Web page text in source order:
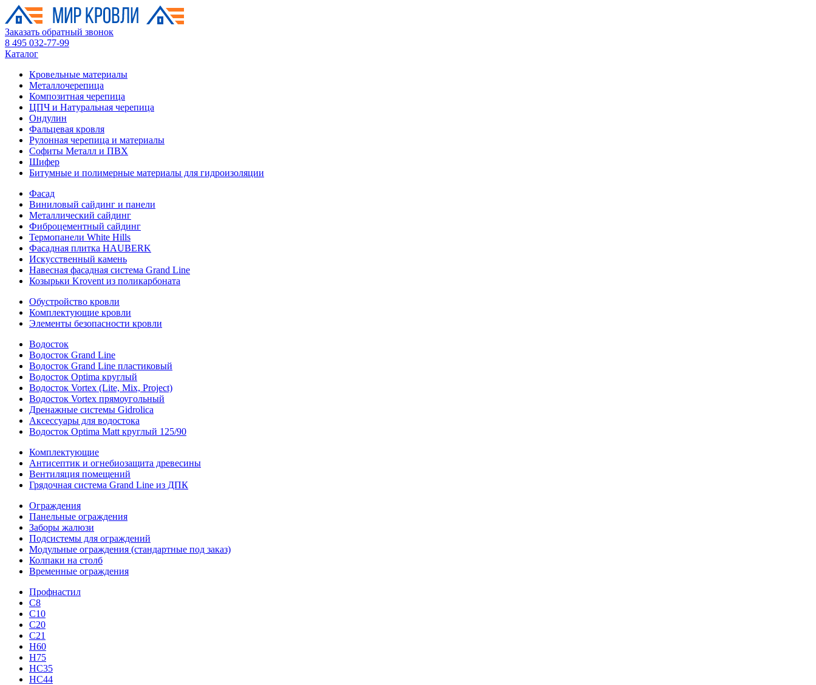
Заказать обратный звонок
8 495 032-77-99
Каталог
Кровельные материалы
Металлочерепица
Композитная черепица
ЦПЧ и Натуральная черепица
Ондулин
Фальцевая кровля
Рулонная черепица и материалы
Софиты Металл и ПВХ
Шифер
Битумные и полимерные материалы для гидроизоляции
Фасад
Виниловый сайдинг и панели
Металлический сайдинг
Фиброцементный сайдинг
Термопанели White Hills
Фасадная плитка HAUBERK
Искусственный камень
Навесная фасадная система Grand Line
Козырьки Krovent из поликарбоната
Обустройство кровли
Комплектующие кровли
Элементы безопасности кровли
Водосток
Водосток Grand Line
Водосток Grand Line пластиковый
Водосток Optima круглый
Водосток Vortex (Lite, Mix, Project)
Водосток Vortex прямоугольный
Дренажные системы Gidrolica
Аксессуары для водостока
Водосток Optima Matt круглый 125/90
Комплектующие
Антисептик и огнебиозащита древесины
Вентиляция помещений
Грядочная система Grand Line из ДПК
Ограждения
Панельные ограждения
Заборы жалюзи
Подсистемы для ограждений
Модульные ограждения (стандартные под заказ)
Колпаки на столб
Временные ограждения
Профнастил
С8
С10
С20
С21
H60
H75
HС35
НС44